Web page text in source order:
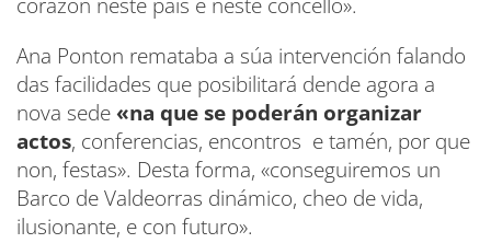
Ana Ponton remataba a súa intervención falando
das facilidades que posibilitará dende agora a
nova sede«na que se poderán organizar
actos, conferencias, encontros e tamén, por que
non, festas». Desta forma, «conseguiremos un
Barco de Valdeorras dinámico, cheo de vida,
ilusionante, e con futuro».